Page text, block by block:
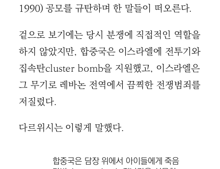
1990) 공모를 규탄하며 한 말들이 떠오른다.
겉으로 보기에는 당시 분쟁에 직접적인 역할을
하지 않았지만, 합중국은 이스라엘에 전투기와
집속탄cluster bomb을 지원했고, 이스라엘은
그 무기로 레바논 전역에서 끔찍한 전쟁범죄를
저질렀다.
다르위시는 이렇게 말했다.
합중국은 담장 위에서 아이들에게 죽음